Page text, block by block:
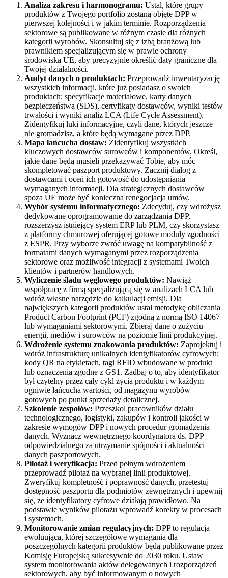
Analiza zakresu i harmonogramu: Ustal, które grupy
produktów z Twojego portfolio zostaną objęte DPP w
pierwszej kolejności i w jakim terminie. Rozporządzenia
sektorowe są publikowane w różnym czasie dla różnych
kategorii wyrobów. Skonsultuj się z izbą branżową lub
prawnikiem specjalizującym się w prawie ochrony
środowiska UE, aby precyzyjnie określić daty graniczne dla
Twojej działalności.
Audyt danych o produktach: Przeprowadź inwentaryzację
wszystkich informacji, które już posiadasz o swoich
produktach: specyfikacje materiałowe, karty danych
bezpieczeństwa (SDS), certyfikaty dostawców, wyniki testów
trwałości i wyniki analiz LCA (Life Cycle Assessment).
Zidentyfikuj luki informacyjne, czyli dane, których jeszcze
nie gromadzisz, a które będą wymagane przez DPP.
Mapa łańcucha dostaw: Zidentyfikuj wszystkich
kluczowych dostawców surowców i komponentów. Określ,
jakie dane będą musieli przekazywać Tobie, aby móc
skompletować paszport produktowy. Zacznij dialog z
dostawcami i oceń ich gotowość do udostępniania
wymaganych informacji. Dla strategicznych dostawców
spoza UE może być konieczna renegocjacja umów.
Wybór systemu informatycznego: Zdecyduj, czy wdrożysz
dedykowane oprogramowanie do zarządzania DPP,
rozszerzysz istniejący system ERP lub PLM, czy skorzystasz
z platformy chmurowej oferującej gotowe moduły zgodności
z ESPR. Przy wyborze zwróć uwagę na kompatybilność z
formatami danych wymaganymi przez rozporządzenia
sektorowe oraz możliwość integracji z systemami Twoich
klientów i partnerów handlowych.
Wyliczenie śladu węglowego produktów: Nawiąż
współpracę z firmą specjalizującą się w analizach LCA lub
wdróż własne narzędzie do kalkulacji emisji. Dla
największych kategorii produktów ustal metodykę obliczania
Product Carbon Footprint (PCF) zgodną z normą ISO 14067
lub wymaganiami sektorowymi. Zbieraj dane o zużyciu
energii, mediów i surowców na poziomie linii produkcyjnej.
Wdrożenie systemu znakowania produktów: Zaprojektuj i
wdróż infrastrukturę unikalnych identyfikatorów cyfrowych:
kody QR na etykietach, tagi RFID wbudowane w produkt
lub oznaczenia zgodne z GS1. Zadbaj o to, aby identyfikator
był czytelny przez cały cykl życia produktu i w każdym
ogniwie łańcucha wartości, od magazynu wyrobów
gotowych po punkt sprzedaży detalicznej.
Szkolenie zespołów: Przeszkol pracowników działu
technologicznego, logistyki, zakupów i kontroli jakości w
zakresie wymogów DPP i nowych procedur gromadzenia
danych. Wyznacz wewnętrznego koordynatora ds. DPP
odpowiedzialnego za utrzymanie spójności i aktualności
danych paszportowych.
Pilotaż i weryfikacja: Przed pełnym wdrożeniem
przeprowadź pilotaż na wybranej linii produktowej.
Zweryfikuj kompletność i poprawność danych, przetestuj
dostępność paszportu dla podmiotów zewnętrznych i upewnij
się, że identyfikatory cyfrowe działają prawidłowo. Na
podstawie wyników pilotażu wprowadź korekty w procesach
i systemach.
Monitorowanie zmian regulacyjnych: DPP to regulacja
ewoluująca, której szczegółowe wymagania dla
poszczególnych kategorii produktów będą publikowane przez
Komisję Europejską sukcesywnie do 2030 roku. Ustaw
system monitorowania aktów delegowanych i rozporządzeń
sektorowych, aby być informowanym o nowych